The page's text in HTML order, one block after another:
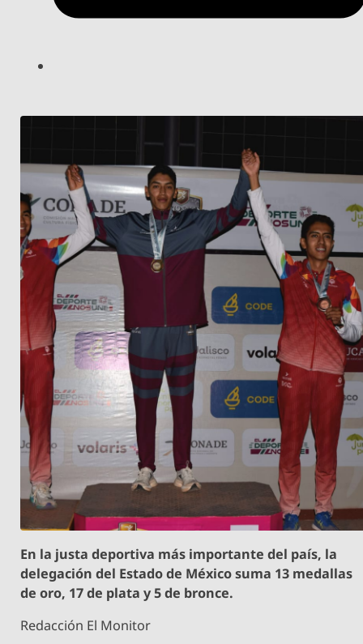
En la justa deportiva más importante del país, la
delegación del Estado de México suma 13 medallas
de oro, 17 de plata y 5 de bronce.
Redacción El Monitor